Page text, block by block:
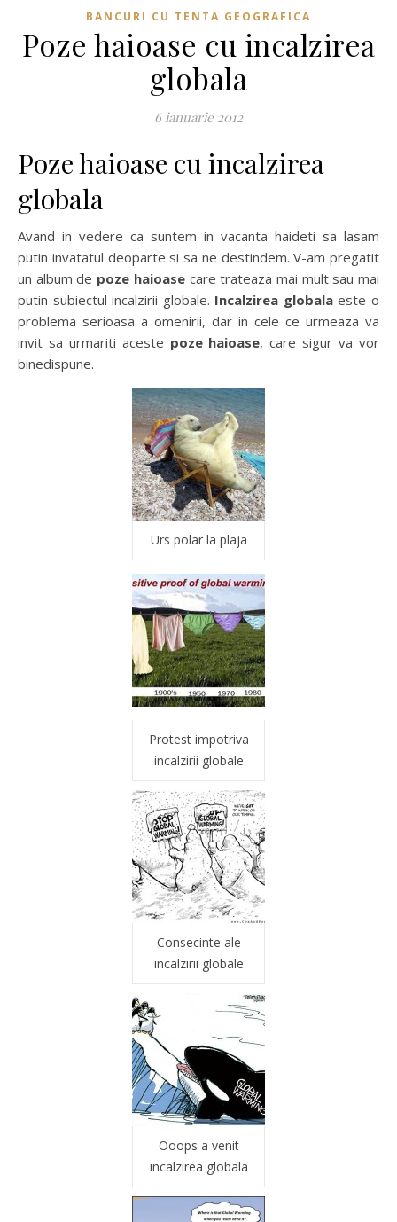
BANCURI CU TENTA GEOGRAFICA
Poze haioase cu incalzirea
globala
6 ianuarie 2012
Poze haioase cu incalzirea
globala
Avand in vedere ca suntem in vacanta haideti sa lasam
putin invatatul deoparte si sa ne destindem. V-am pregatit
un album de poze haioasecare trateaza mai mult sau mai
putin subiectul incalzirii globale. Incalzirea globalaeste o
problema serioasa a omenirii, dar in cele ce urmeaza va
invit sa urmariti aceste poze haioase, care sigur va vor
binedispune.
Urs polar la plaja
Protest impotriva
incalzirii globale
Consecinte ale
incalzirii globale
Ooops a venit
incalzirea globala